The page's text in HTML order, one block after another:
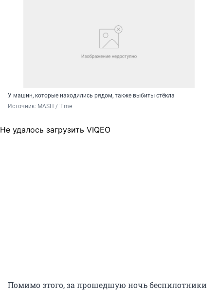
У машин, которые находились рядом, также выбиты стёкла
Источник: MASH / T.me
Не удалось загрузить VIQEO
Помимо этого, за прошедшую ночь беспилотники